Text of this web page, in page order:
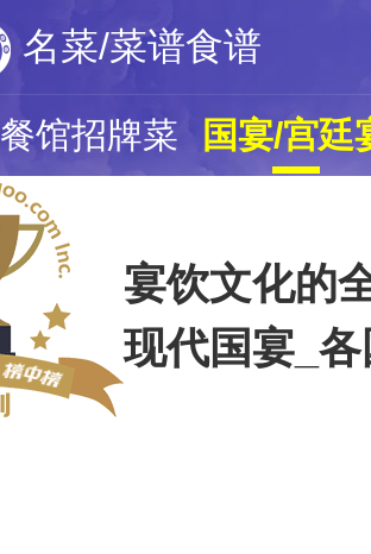
名菜/菜谱食谱
餐馆招牌菜 国宴/宫廷
宴饮文化的
现代国宴_